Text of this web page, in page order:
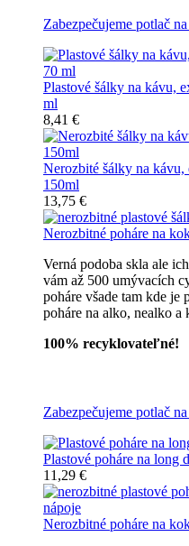
Zabezpečujeme potlač
Plastové šálky na kávu,
ml
8,41 €
Nerozbité šálky na kávu,
150ml
13,75 €
Nerozbitné poháre na
Verná podoba skla ale
vám až 500 umývacích
poháre všade tam kde je
poháre na alko, nealko a
100% recyklovateľné!
Zabezpečujeme potlač
Plastové poháre na long
11,29 €
Nerozbitné poháre na